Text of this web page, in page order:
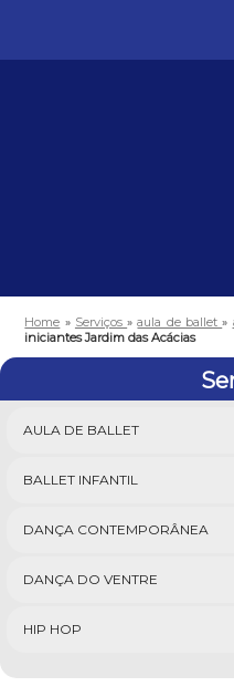
Home » Serviços»aula de ballet»
iniciantes Jardim das Acácias
AULA DE BALLET
BALLET INFANTIL
DANÇA CONTEMPORÂNEA
DANÇA DO VENTRE
HIP HOP